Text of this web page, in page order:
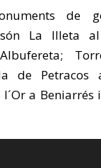
de
La Illeta
de Petracos
l´Or a Beniarrés